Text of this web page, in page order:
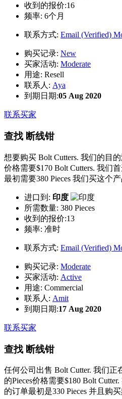
收到的报价:16
频率: 6个月
联系方式: Email (Verified)
购买记录: New
买家活动: Moderate
用途: Resell
联系人: Aya
到期日期:05 Aug 2020
联系买家
查找 断线钳
想要购买 Bolt Cutters. 我们的目
价格需要$170 Bolt Cutters. 我们
最初需要380 Pieces 我们买这个
进口到: 印度
所需数量: 380 Pieces
收到的报价:13
频率: 准时
联系方式: Email (Verified)
购买记录: Moderate
买家活动: Active
用途: Commercial
联系人: Amit
到期日期:17 Aug 2020
联系买家
查找 断线钳
任何公司出售 Bolt Cutter. 我们
的Pieces价格需要$180 Bolt
的订单最初是330 Pieces 并且购